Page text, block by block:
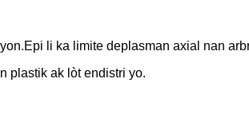
li ka limite deplasman axial nan
plastik ak lòt endistri yo.